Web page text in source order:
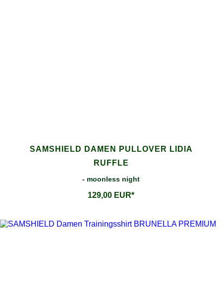
SAMSHIELD DAMEN PULLOVER LIDIA
RUFFLE
- moonless night
129,00 EUR*